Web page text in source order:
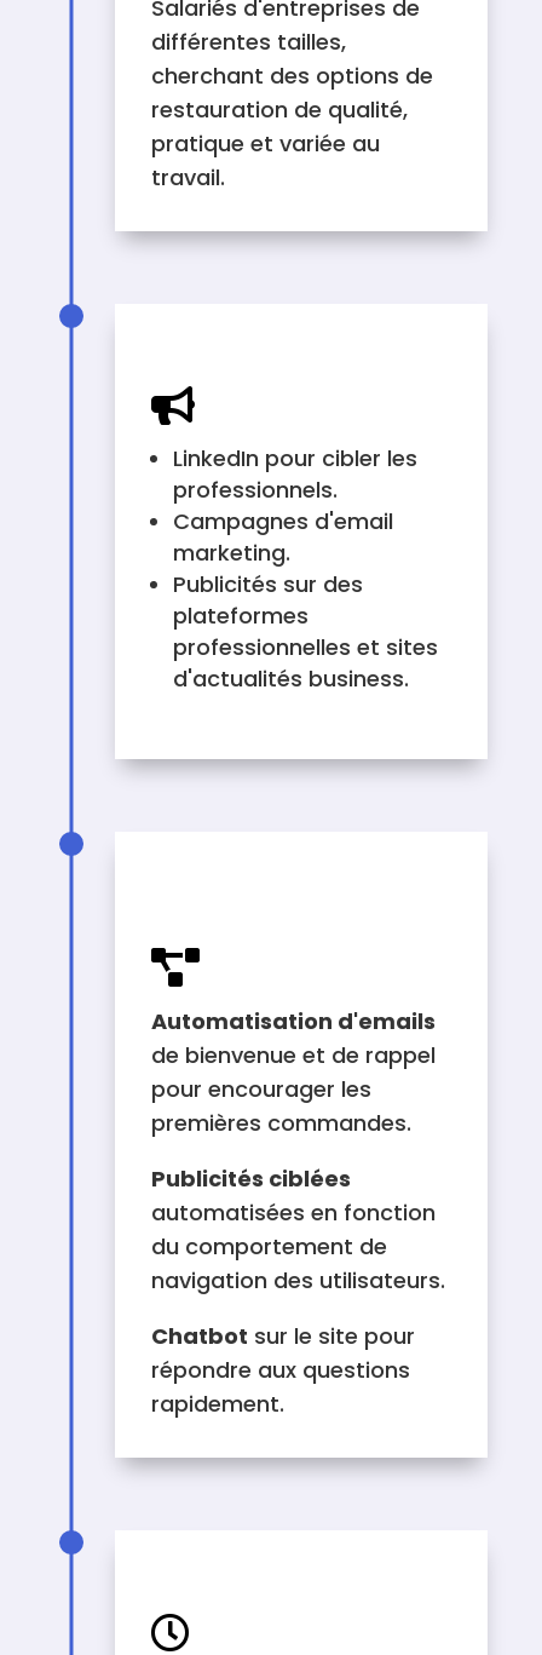
Salariés d'entreprises de
différentes tailles,
cherchant des options de
restauration de qualité,
pratique et variée au
travail.

LinkedIn pour cibler les
professionnels.
Campagnes d'email
marketing.
Publicités sur des
plateformes
professionnelles et sites
d'actualités business.

Automatisation d'emails
de bienvenue et de rappel
pour encourager les
premières commandes.
Publicités ciblées
automatisées en fonction
du comportement de
navigation des utilisateurs.
Chatbot sur le site pour
répondre aux questions
rapidement.
